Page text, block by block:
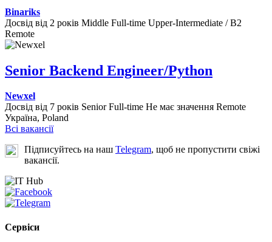
Binariks
Досвід від 2 років Middle Full-time Upper-Intermediate / B2
Remote
Senior Backend Engineer/Python
Newxel
Досвід від 7 років Senior Full-time Не має значення Remote
Україна, Poland
Всі вакансії
Підписуйтесь на наш Telegram, щоб не пропустити свіжі
вакансії.
Сервіси